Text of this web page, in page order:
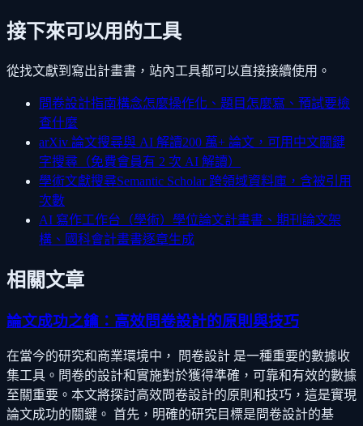
接下來可以用的工具
從找文獻到寫出計畫書，站內工具都可以直接接續使用。
問卷設計指南構念怎麼操作化、題目怎麼寫、預試要檢
查什麼
arXiv 論文搜尋與 AI 解讀200 萬+ 論文，可用中文關鍵
字搜尋（免費會員有 2 次 AI 解讀）
學術文獻搜尋Semantic Scholar 跨領域資料庫，含被引用
次數
AI 寫作工作台（學術） 學位論文計畫書、期刊論文架
構、國科會計畫書逐章生成
相關文章
論文成功之鑰：高效問卷設計的原則與技巧
在當今的研究和商業環境中， 問卷設計 是一種重要的數據收
集工具。問卷的設計和實施對於獲得準確，可靠和有效的數據
至關重要。本文將探討高效問卷設計的原則和技巧，這是實現
論文成功的關鍵。 首先，明確的研究目標是問卷設計的基